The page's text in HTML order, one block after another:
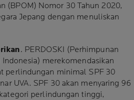
(BPOM) Nomor 30 Tahun 2020,
Jepang dengan menuliskan
. PERDOSKI (Perhimpunan
merekomendasikan
perlindungan minimal SPF 30
UVA. SPF 30 akan menyaring 96
perlindungan tinggi,